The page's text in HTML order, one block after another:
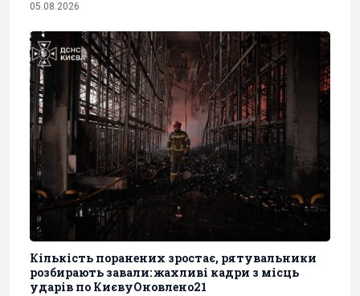
05.08.2026
Кількість поранених зростає, рятувальники
розбирають завали: жахливі кадри з місць
ударів по КиєвуОновлено21